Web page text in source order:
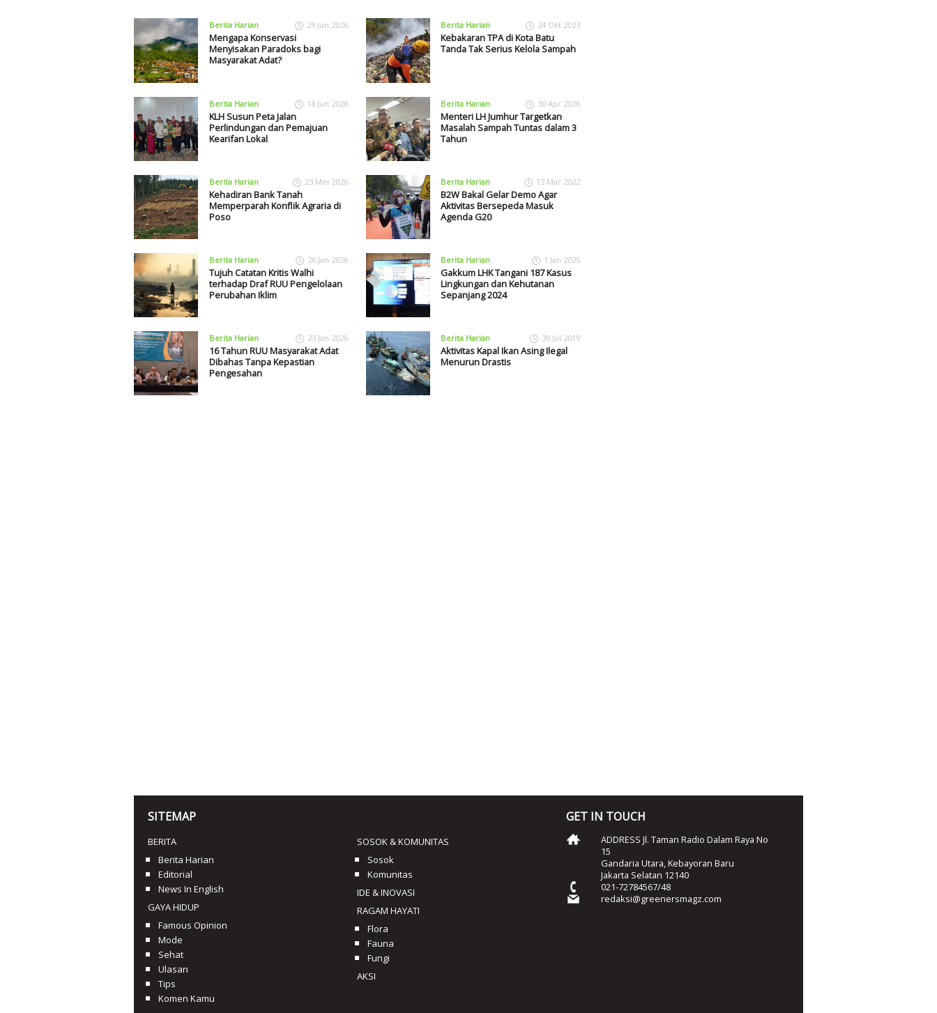
Berita Harian 29 Jun 2026
Mengapa Konservasi
Menyisakan Paradoks bagi
Masyarakat Adat?
Berita Harian 18 Jun 2026
KLH Susun Peta Jalan
Perlindungan dan Pemajuan
Kearifan Lokal
Berita Harian 23 Mei 2026
Kehadiran Bank Tanah
Memperparah Konflik Agraria di
Poso
Berita Harian 26 Jan 2026
Tujuh Catatan Kritis Walhi
terhadap Draf RUU Pengelolaan
Perubahan Iklim
Berita Harian 23 Jan 2026
16 Tahun RUU Masyarakat Adat
Dibahas Tanpa Kepastian
Pengesahan
Berita Harian 24 Okt 2023
Kebakaran TPA di Kota Batu
Tanda Tak Serius Kelola Sampah
Berita Harian 30 Apr 2026
Menteri LH Jumhur Targetkan
Masalah Sampah Tuntas dalam 3
Tahun
Berita Harian 13 Mar 2022
B2W Bakal Gelar Demo Agar
Aktivitas Bersepeda Masuk
Agenda G20
Berita Harian 1 Jan 2025
Gakkum LHK Tangani 187 Kasus
Lingkungan dan Kehutanan
Sepanjang 2024
Berita Harian 30 Jul 2019
Aktivitas Kapal Ikan Asing Ilegal
Menurun Drastis
SITEMAP
BERITA
Berita Harian
Editorial
News In English
GAYA HIDUP
Famous Opinion
Mode
Sehat
Ulasan
Tips
Komen Kamu
SOSOK & KOMUNITAS
Sosok
Komunitas
IDE & INOVASI
RAGAM HAYATI
Flora
Fauna
Fungi
AKSI
GET IN TOUCH
ADDRESS Jl. Taman Radio Dalam Raya No
15
Gandaria Utara, Kebayoran Baru
Jakarta Selatan 12140
021-72784567/48
redaksi@greenersmagz.com